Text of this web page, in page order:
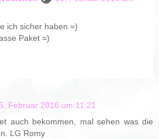
ich sicher haben =)
Paket =)
Februar 2016 um 11:21
auch bekommen, mal sehen was die
LG Romy